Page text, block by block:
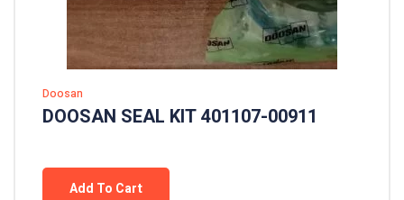
Doosan
DOOSAN SEAL KIT 401107-00911
Add To Cart